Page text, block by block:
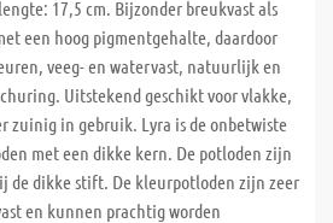
17,5 cm. Bijzonder breukvast als
een hoog pigmentgehalte, daardoor
veeg- en watervast, natuurlijk en
Uitstekend geschikt voor vlakke,
zuinig in gebruik. Lyra is de onbetwiste
met een dikke kern. De potloden zijn
de dikke stift. De kleurpotloden zijn zeer
en kunnen prachtig worden